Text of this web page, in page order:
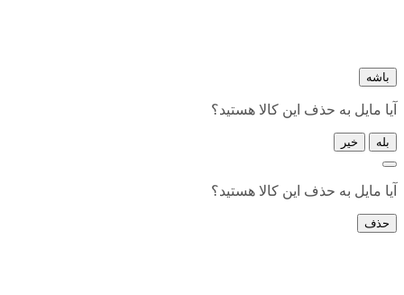
باشه
آیا مایل به حذف این کالا هستید؟
بله خیر
آیا مایل به حذف این کالا هستید؟
حذف